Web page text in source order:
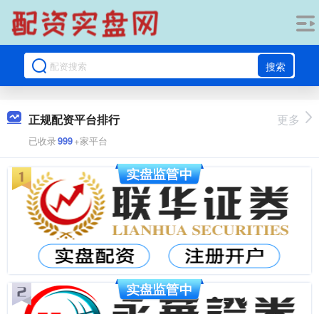
搜索
正规配资平台排行
已收录999+家平台
更多